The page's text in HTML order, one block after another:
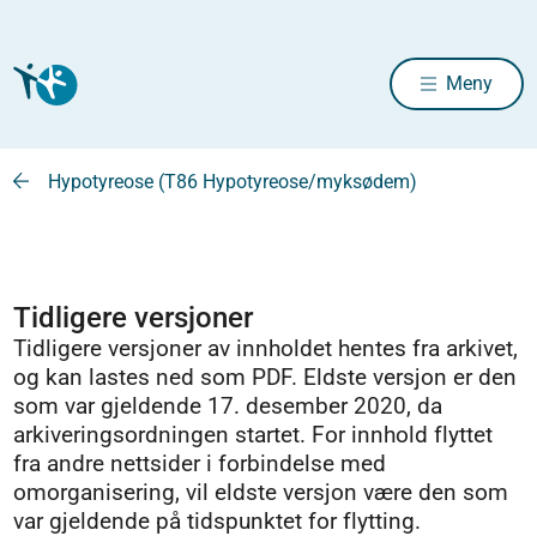
Meny
Hypotyreose (T86 Hypotyreose/myksødem)
Tidligere versjoner
Tidligere versjoner av innholdet hentes fra arkivet,
og kan lastes ned som PDF. Eldste versjon er den
som var gjeldende 17. desember 2020, da
arkiveringsordningen startet. For innhold flyttet
fra andre nettsider i forbindelse med
omorganisering, vil eldste versjon være den som
var gjeldende på tidspunktet for flytting.